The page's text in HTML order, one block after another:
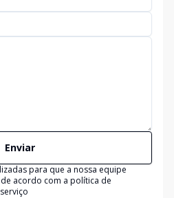
Enviar
para que a nossa equipe
acordo com a política de